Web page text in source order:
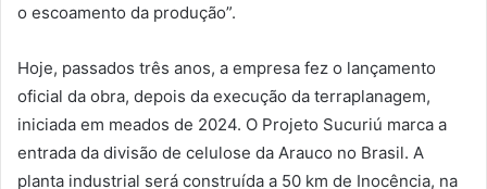
o escoamento da produção”.
Hoje, passados três anos, a empresa fez o lançamento
oficial da obra, depois da execução da terraplanagem,
iniciada em meados de 2024. O Projeto Sucuriú marca a
entrada da divisão de celulose da Arauco no Brasil. A
planta industrial será construída a 50 km de Inocência, na